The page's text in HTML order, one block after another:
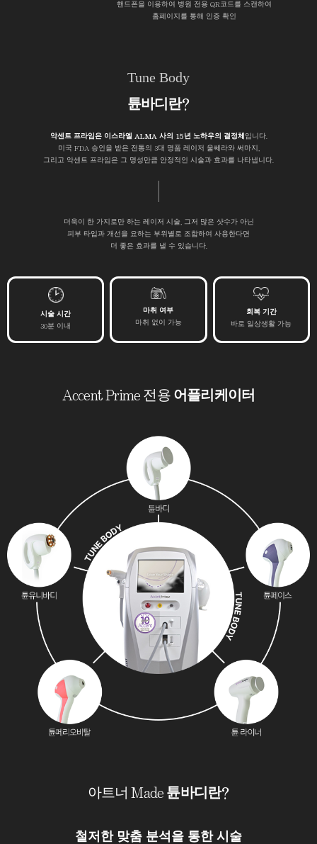
핸드폰을 이용하여 병원 전용 QR코드를 스캔하여
홈페이지를 통해 인증 확인
Tune Body
튠바디란?
악센트 프라임은 이스라엘 ALMA 사의 15년 노하우의 결정체 입니다.
미국 FDA 승인을 받은 전통의 3대 명품 레이저 울쎄라와 써마지,
그리고 악센트 프라임은 그 명성만큼 안정적인 시술과 효과를 나타냅니다.
더욱이 한 가지로만 하는 레이저 시술, 그저 많은 샷수가 아닌
피부 타입과 개선을 요하는 부위별로 조합하여 사용한다면
더 좋은 효과를 낼 수 있습니다.
시술 시간
30분 이내
마취 여부
마취 없이 가능
회복 기간
바로 일상생활 가능
Accent Prime 전용 어플리케이터
아트너 Made 튠바디란?
철저한 맞춤 분석을 통한 시술